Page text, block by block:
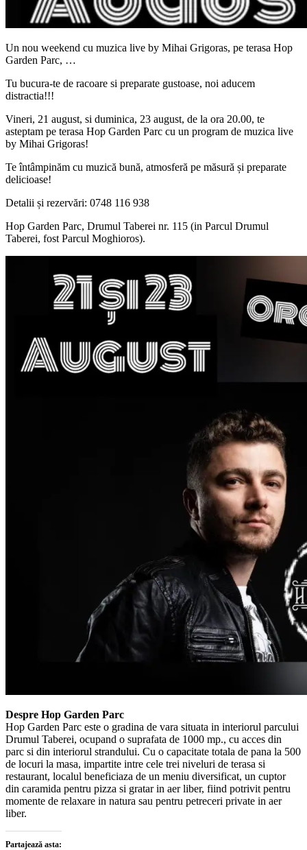
Un nou weekend cu muzica live by Mihai Grigoras, pe terasa Hop
Garden Parc, …
Tu bucura-te de racoare si preparate gustoase, noi aducem
distractia!!!
Vineri, 21 august, si duminica, 23 august, de la ora 20.00, te
asteptam pe terasa Hop Garden Parc cu un program de muzica live
by Mihai Grigoras!
Te întâmpinăm cu muzică bună, atmosferă pe măsură și preparate
delicioase!
Detalii și rezervări: 0748 116 938
Hop Garden Parc, Drumul Taberei nr. 115 (in Parcul Drumul
Taberei, fost Parcul Moghioros).
Despre Hop Garden Parc
Hop Garden Parc este o gradina de vara situata in interiorul parcului
Drumul Taberei, ocupand o suprafata de 1000 mp., cu acces din
parc si din interiorul strandului. Cu o capacitate totala de pana la 500
de locuri la masa, impartite intre cele trei niveluri de terasa si
restaurant, localul beneficiaza de un meniu diversificat, un cuptor
din caramida pentru pizza si gratar in aer liber, fiind potrivit pentru
momente de relaxare in natura sau pentru petreceri private in aer
liber.
Partajează asta: